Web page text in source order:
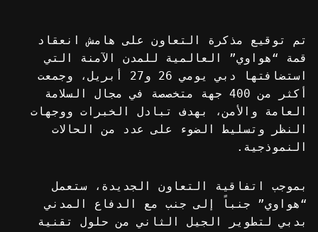
تم توقيع مذكرة التعاون على هامش انعقاد
قمة “هواوي” العالمية للمدن الآمنة التي
استضافتها دبي يومي 26 و27 أبريل، وجمعت
أكثر من 400 جهة متخصصة في مجال السلامة
العامة والأمن، بهدف تبادل الخبرات ووجهات
النظر وتسليط الضوء على عدد من الحالات
النموذجية.
بموجب اتفاقية التعاون الجديدة، ستعمل
“هواوي” جنباً إلى جنب مع الدفاع المدني
بدبي لتطوير الجيل الثاني من حلول تقنية